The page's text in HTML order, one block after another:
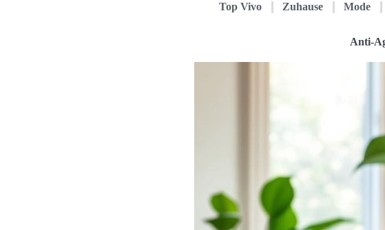
Top Vivo Zuhause Mode
Anti-